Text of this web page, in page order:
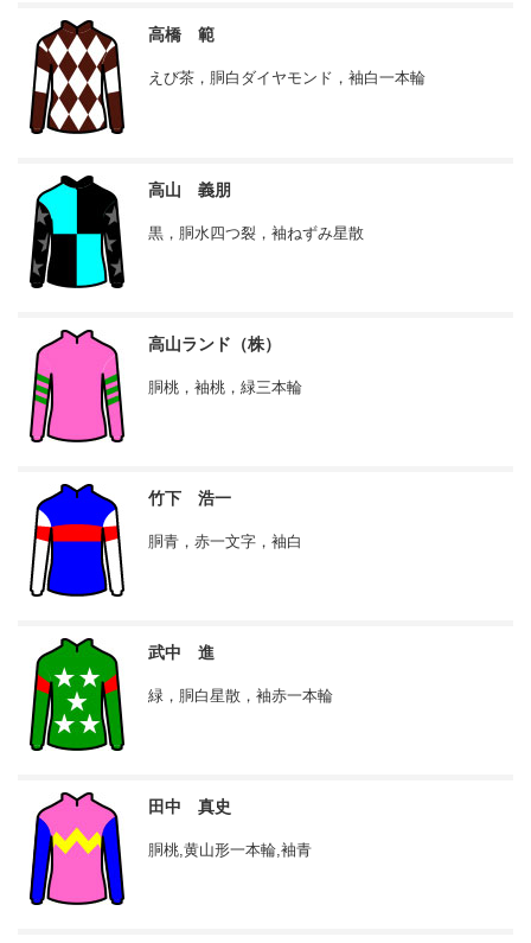
高橋 範
えび茶，胴白ダイヤモンド，袖白一本輪
高山 義朋
黒，胴水四つ裂，袖ねずみ星散
高山ランド（株）
胴桃，袖桃，緑三本輪
竹下 浩一
胴青，赤一文字，袖白
武中 進
緑，胴白星散，袖赤一本輪
田中 真史
胴桃,黄山形一本輪,袖青